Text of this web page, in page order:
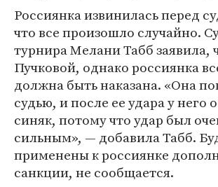
Россиянка извинилась перед
что все произошло случайно.
турнира Мелани Табб заявила,
Пучковой, однако россиянка
должна быть наказана. «Она
судью, и после ее удара у него
синяк, потому что удар был
сильным», — добавила Табб.
применены к россиянке
санкции, не сообщается.